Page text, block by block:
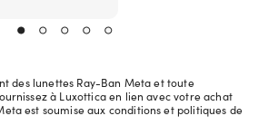
des lunettes Ray-Ban Meta et toute
à Luxottica en lien avec votre achat
est soumise aux conditions et politiques de